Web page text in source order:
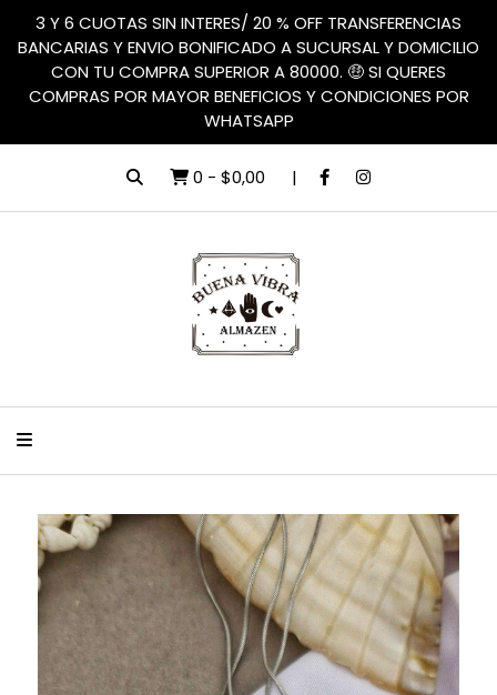
3 Y 6 CUOTAS SIN INTERES/ 20 % OFF TRANSFERENCIAS
BANCARIAS Y ENVIO BONIFICADO A SUCURSAL Y DOMICILIO
CON TU COMPRA SUPERIOR A 80000. 🤑 SI QUERES
COMPRAS POR MAYOR BENEFICIOS Y CONDICIONES POR
WHATSAPP
0 - $0,00